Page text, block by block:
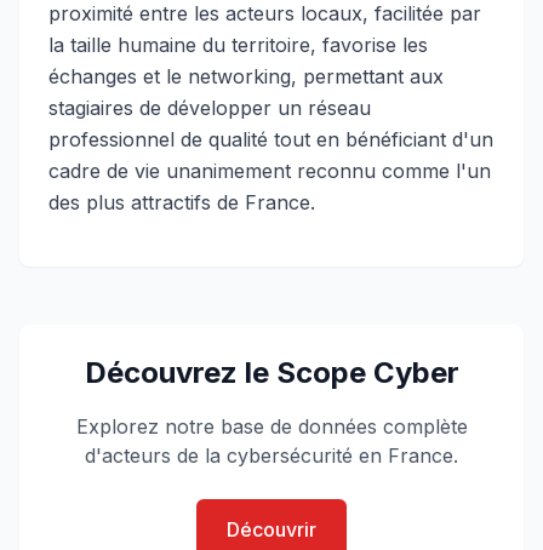
proximité entre les acteurs locaux, facilitée par
la taille humaine du territoire, favorise les
échanges et le networking, permettant aux
stagiaires de développer un réseau
professionnel de qualité tout en bénéficiant d'un
cadre de vie unanimement reconnu comme l'un
des plus attractifs de France.
Découvrez le Scope Cyber
Explorez notre base de données complète
d'acteurs de la cybersécurité en France.
Découvrir